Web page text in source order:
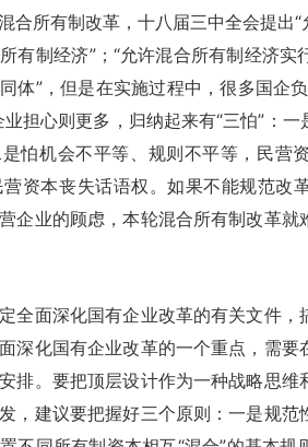
所有制改革，十八届三中全会提出“
有制经济”；“允许混合所有制经济
体”，但是在实施过程中，很多国企
业担心则更多，归纳起来有“三怕”：
怕机会不平等、规则不平等，民营
营资本丧失话语权。如果不能规范改
企业的顾虑，本轮混合所有制改革
面深化国有企业改革的有关文件，
深化国有企业改革的一个重点，需要
排。要把顶层设计作为一种战略思维
，建议要把握好三个原则：一是规